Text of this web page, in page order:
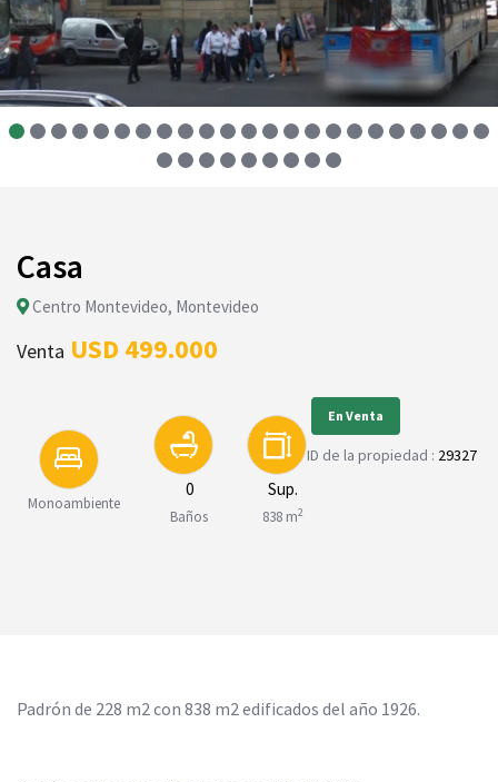
Casa
Centro Montevideo, Montevideo
Venta USD 499.000
Monoambiente
0
Baños
Sup.
838 m2
En Venta
ID de la propiedad : 29327
Padrón de 228 m2 con 838 m2 edificados del año 1926.